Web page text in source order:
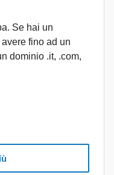
Se hai un
fino ad un
dominio .it, .com,